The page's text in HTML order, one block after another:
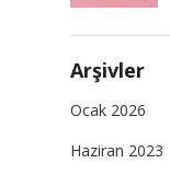
Arşivler
Ocak 2026
Haziran 2023